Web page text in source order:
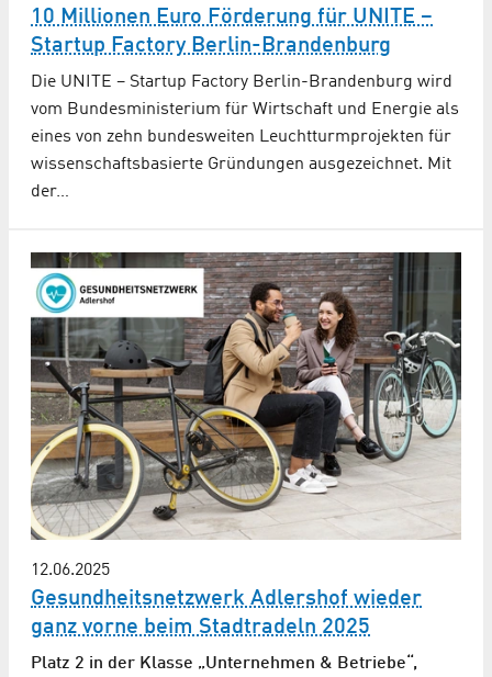
10 Millionen Euro Förderung für UNITE –
Startup Factory Berlin-Brandenburg
Die UNITE – Startup Factory Berlin-Brandenburg wird
vom Bundesministerium für Wirtschaft und Energie als
eines von zehn bundesweiten Leuchtturmprojekten für
wissenschaftsbasierte Gründungen ausgezeichnet. Mit
der…
12.06.2025
Gesundheitsnetzwerk Adlershof wieder
ganz vorne beim Stadtradeln 2025
Platz 2 in der Klasse „Unternehmen & Betriebe“,